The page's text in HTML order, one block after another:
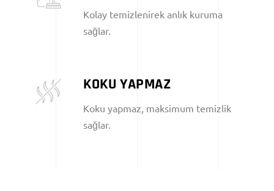
Kolay temizlenirek anlık kuruma
sağlar.
KOKU YAPMAZ
Koku yapmaz, maksimum temizlik
sağlar.